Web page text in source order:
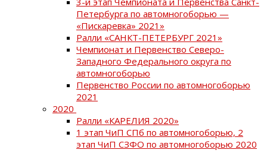
Петербурга по автомногоборью —
«Пискаревка» 2021»
Ралли «САНКТ-ПЕТЕРБУРГ 2021»
Чемпионат и Первенство Северо-
Западного Федерального округа по
автомногоборью
Первенство России по автомногоборью
2021
2020
Ралли «КАРЕЛИЯ 2020»
1 этап ЧиП СПб по автомногоборью, 2
этап ЧиП СЗФО по автомногоборью 2020